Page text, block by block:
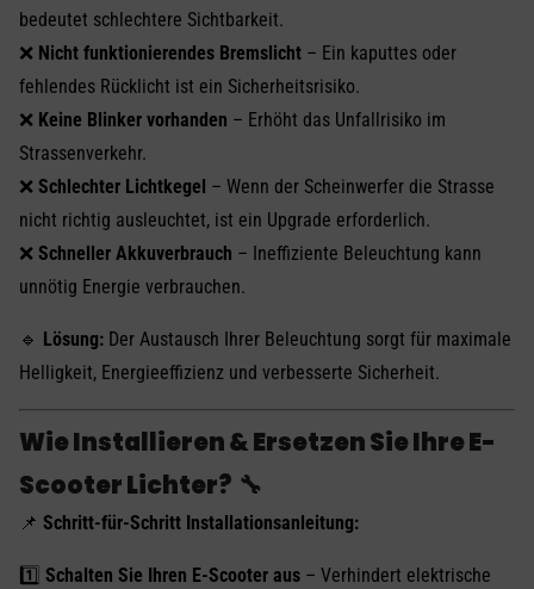
bedeutet schlechtere Sichtbarkeit.
❌ Nicht funktionierendes Bremslicht – Ein kaputtes oder
fehlendes Rücklicht ist ein Sicherheitsrisiko.
❌ Keine Blinker vorhanden – Erhöht das Unfallrisiko im
Strassenverkehr.
❌ Schlechter Lichtkegel – Wenn der Scheinwerfer die Strasse
nicht richtig ausleuchtet, ist ein Upgrade erforderlich.
❌ Schneller Akkuverbrauch – Ineffiziente Beleuchtung kann
unnötig Energie verbrauchen.
🔹 Lösung: Der Austausch Ihrer Beleuchtung sorgt für maximale
Helligkeit, Energieeffizienz und verbesserte Sicherheit.
Wie Installieren & Ersetzen Sie Ihre E-
Scooter Lichter? 🔧
📌 Schritt-für-Schritt Installationsanleitung:
1️⃣ Schalten Sie Ihren E-Scooter aus – Verhindert elektrische